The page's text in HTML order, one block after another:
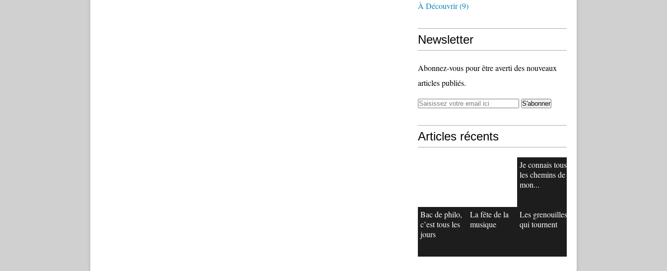
À Découvrir(9)
Newsletter
Abonnez-vous pour être averti des nouveaux
articles publiés.
Articles récents
Je connais tous
les chemins de
mon...
Bac de philo,
c’est tous les
jours
La fête de la
musique
Les grenouilles
qui tournent